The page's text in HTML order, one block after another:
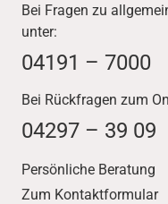
Bei Fragen zu
unter:
04191 – 7000
Bei Rückfragen zum
04297 – 39 09
Persönliche Beratung
Zum Kontaktformular